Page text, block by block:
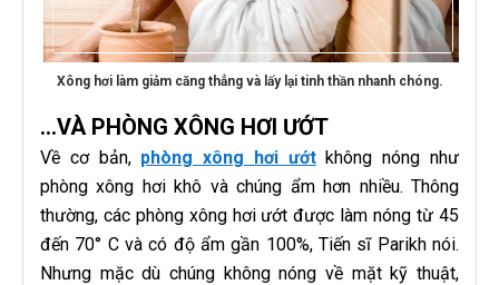
Xông hơi làm giảm căng thẳng và lấy lại tinh thần nhanh chóng.
...VÀ PHÒNG XÔNG HƠI ƯỚT
Về cơ bản, phòng xông hơi ướtkhông nóng như
phòng xông hơi khô và chúng ẩm hơn nhiều. Thông
thường, các phòng xông hơi ướt được làm nóng từ 45
đến 70° C và có độ ẩm gần 100%, Tiến sĩ Parikh nói.
Nhưng mặc dù chúng không nóng về mặt kỹ thuật,